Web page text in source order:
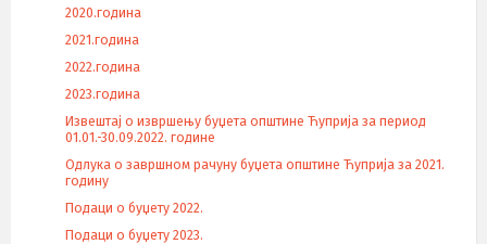
2020.година
2021.година
2022.година
2023.година
Извештај о извршењу буџета општине Ћуприја за период
01.01.-30.09.2022. године
Одлука о завршном рачуну буџета општине Ћуприја за 2021.
годину
Подаци о буџету 2022.
Подаци о буџету 2023.